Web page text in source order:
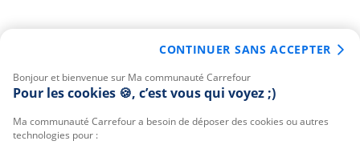
Bonjour et bienvenue sur Ma communauté Carrefour
Pour les cookies 🍪, c’est vous qui voyez ;)
Ma communauté Carrefour a besoin de déposer des cookies ou autres
technologies pour :
CONTINUER SANS ACCEPTER